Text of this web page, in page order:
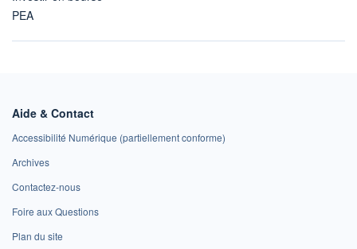
PEA
Aide & Contact
Accessibilité Numérique (partiellement conforme)
Archives
Contactez-nous
Foire aux Questions
Plan du site